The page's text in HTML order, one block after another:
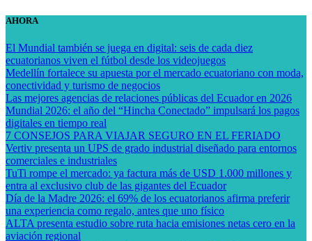
Saltar
contenido
AHORA
El Mundial también se juega en digital: seis de cada diez
ecuatorianos viven el fútbol desde los videojuegos
Medellín fortalece su apuesta por el mercado ecuatoriano con moda,
conectividad y turismo de negocios
Las mejores agencias de relaciones públicas del Ecuador en 2026
Mundial 2026: el año del “Hincha Conectado” impulsará los pagos
digitales en tiempo real
7 CONSEJOS PARA VIAJAR SEGURO EN EL FERIADO
Vertiv presenta un UPS de grado industrial diseñado para entornos
comerciales e industriales
TuTi rompe el mercado: ya factura más de USD 1.000 millones y
entra al exclusivo club de las gigantes del Ecuador
Día de la Madre 2026: el 69% de los ecuatorianos afirma preferir
una experiencia como regalo, antes que uno físico
ALTA presenta estudio sobre ruta hacia emisiones netas cero en la
aviación regional